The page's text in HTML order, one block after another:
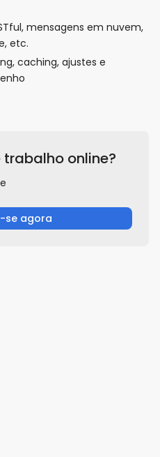
mensagens em nuvem,
etc.
caching, ajustes e
online?
se agora